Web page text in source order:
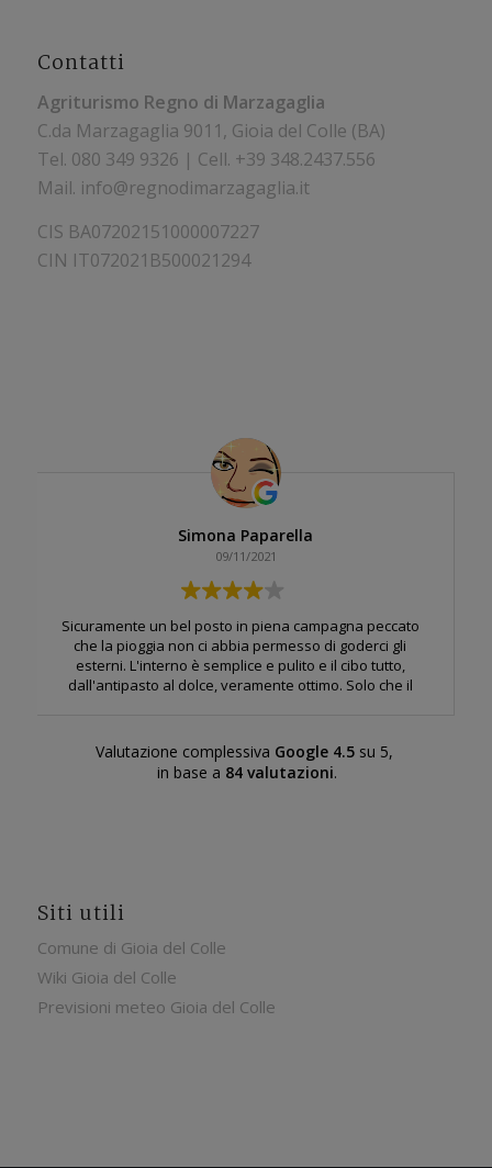
Contatti
Agriturismo Regno di Marzagaglia
C.da Marzagaglia 9011, Gioia del Colle (BA)
Tel. 080 349 9326 | Cell. +39 348.2437.556
Mail. info@regnodimarzagaglia.it
CIS BA07202151000007227
CIN IT072021B500021294
Simona Paparella
09/11/2021
Sicuramente un bel posto in piena campagna peccato
che la pioggia non ci abbia permesso di goderci gli
esterni. L'interno è semplice e pulito e il cibo tutto,
dall'antipasto al dolce, veramente ottimo. Solo che il
c'erano molti coperti. Mi auguro sia stata una
problematica isolata perché l'agriturismo merita.
Valutazione complessiva Google 4.5 su 5,
in base a 84 valutazioni.
Siti utili
Comune di Gioia del Colle
Wiki Gioia del Colle
Previsioni meteo Gioia del Colle